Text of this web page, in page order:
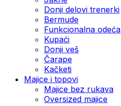
Donji delovi trenerki
Bermude
Funkcionalna odeća
Kupaći
Donji veš
Čarape
Kačketi
Majice i topovi
Majice bez rukava
Oversized majice